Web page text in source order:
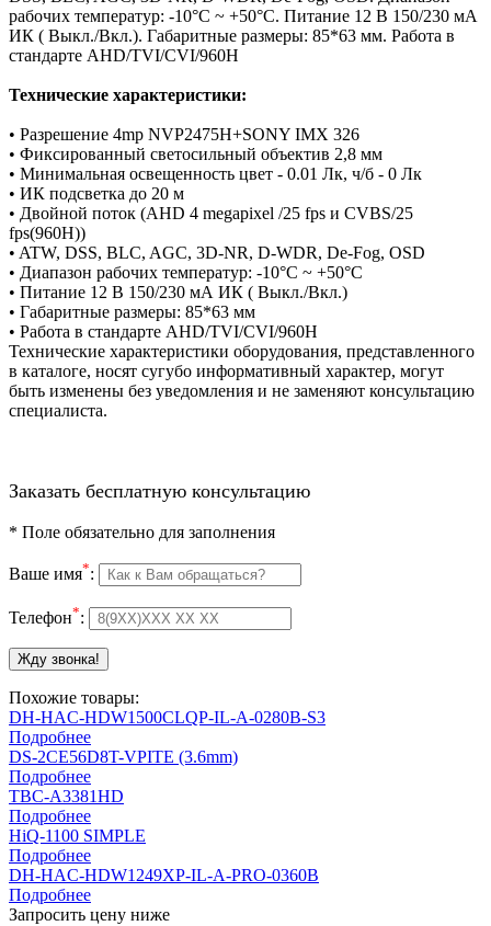
рабочих температур: -10°С ~ +50°С. Питание 12 В 150/230 мА
ИК ( Выкл./Вкл.). Габаритные размеры: 85*63 мм. Работа в
стандарте AHD/TVI/CVI/960H
Технические характеристики:
• Разрешение 4mp NVP2475H+SONY IMX 326
• Фиксированный светосильный объектив 2,8 мм
• Минимальная освещенность цвет - 0.01 Лк, ч/б - 0 Лк
• ИК подсветка до 20 м
• Двойной поток (AHD 4 megapixel /25 fps и CVBS/25
fps(960H))
• ATW, DSS, BLC, AGC, 3D-NR, D-WDR, De-Fog, OSD
• Диапазон рабочих температур: -10°С ~ +50°С
• Питание 12 В 150/230 мА ИК ( Выкл./Вкл.)
• Габаритные размеры: 85*63 мм
• Работа в стандарте AHD/TVI/CVI/960H
Технические характеристики оборудования, представленного
в каталоге, носят сугубо информативный характер, могут
быть изменены без уведомления и не заменяют консультацию
специалиста.
Заказать бесплатную консультацию
* Поле обязательно для заполнения
Ваше имя*:
Телефон*:
Похожие товары:
DH-HAC-HDW1500CLQP-IL-A-0280B-S3
Подробнее
DS-2CE56D8T-VPITE (3.6mm)
Подробнее
TBC-A3381HD
Подробнее
HiQ-1100 SIMPLE
Подробнее
DH-HAC-HDW1249XP-IL-A-PRO-0360B
Подробнее
Запросить цену ниже